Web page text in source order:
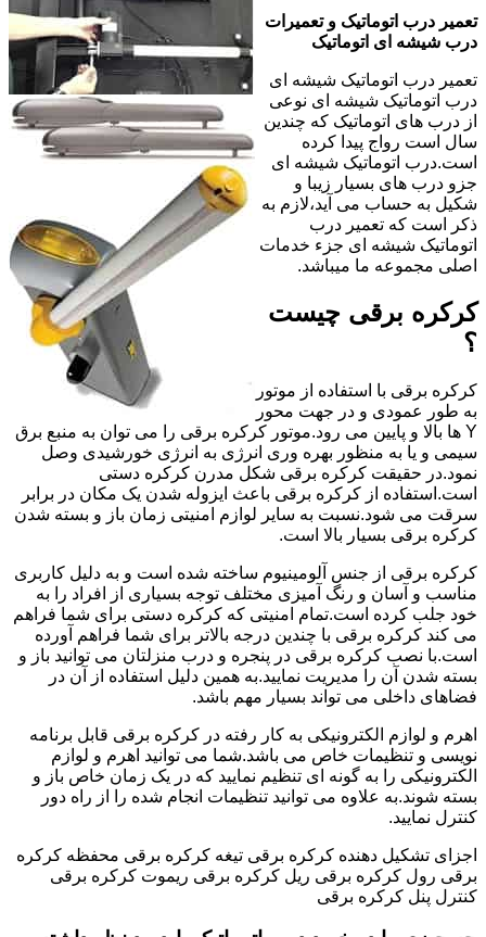
تعمیر درب اتوماتیک و تعمیرات
درب شیشه ای اتوماتیک
تعمیر درب اتوماتیک شیشه ای
درب اتوماتیک شیشه ای نوعی
از درب های اتوماتیک که چندین
سال است رواج پیدا کرده
است.درب اتوماتیک شیشه ای
جزو درب های بسیار زیبا و
شکیل به حساب می آید،لازم به
ذکر است که تعمیر درب
اتوماتیک شیشه ای جزء خدمات
اصلی مجموعه ما میباشد.
کرکره برقی چیست
؟
کرکره برقی با استفاده از موتور
به طور عمودی و در جهت محور
Y ها بالا و پایین می رود.موتور کرکره برقی را می توان به منبع برق
سیمی و یا به منظور بهره وری انرژی به انرژی خورشیدی وصل
نمود.در حقیقت کرکره برقی شکل مدرن کرکره دستی
است.استفاده از کرکره برقی باعث ایزوله شدن یک مکان در برابر
سرقت می شود.نسبت به سایر لوازم امنیتی زمان باز و بسته شدن
کرکره برقی بسیار بالا است.
کرکره برقی از جنس آلومینیوم ساخته شده است و به دلیل کاربری
مناسب و آسان و رنگ آمیزی مختلف توجه بسیاری از افراد را به
خود جلب کرده است.تمام امنیتی که کرکره دستی برای شما فراهم
می کند کرکره برقی با چندین درجه بالاتر برای شما فراهم آورده
است.با نصب کرکره برقی در پنجره و درب منزلتان می توانید باز و
بسته شدن آن را مدیریت نمایید.به همین دلیل استفاده از آن در
فضاهای داخلی می تواند بسیار مهم باشد.
اهرم و لوازم الکترونیکی به کار رفته در کرکره برقی قابل برنامه
نویسی و تنظیمات خاص می باشد.شما می توانید اهرم و لوازم
الکترونیکی را به گونه ای تنظیم نمایید که در یک زمان خاص باز و
بسته شوند.به علاوه می توانید تنظیمات انجام شده را از راه دور
کنترل نمایید.
اجزای تشکیل دهنده کرکره برقی تیغه کرکره برقی محفظه کرکره
برقی رول کرکره برقی ریل کرکره برقی ریموت کرکره برقی
کنترل پنل کرکره برقی